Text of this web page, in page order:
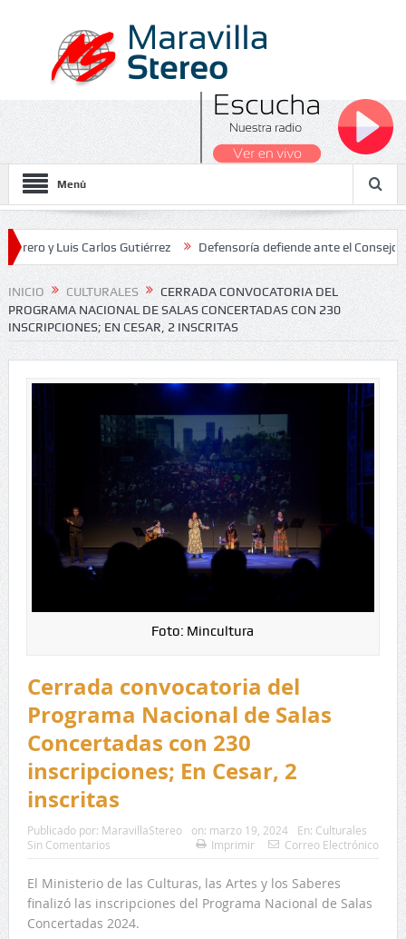
Menú
Carlos Gutiérrez Defensoría defiende ante el Consejo de
Nacionales 2026
INICIO CULTURALES
CERRADA CONVOCATORIA DEL
PROGRAMA NACIONAL DE SALAS CONCERTADAS CON 230
INSCRIPCIONES; EN CESAR, 2 INSCRITAS
Foto: Mincultura
Cerrada convocatoria del
Programa Nacional de Salas
Concertadas con 230
inscripciones; En Cesar, 2
inscritas
Publicado por: MaravillaStereo on: marzo 19, 2024 En: Culturales
Sin Comentarios
Imprimir Correo Electrónico
El Ministerio de las Culturas, las Artes y los Saberes
finalizó las inscripciones del Programa Nacional de Salas
Concertadas 2024.